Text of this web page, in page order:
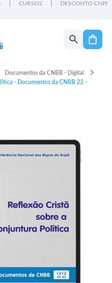
CURSOS DESCONTO CNPJ
Documentos da CNBB - Digital
- Documentos da CNBB 22 -